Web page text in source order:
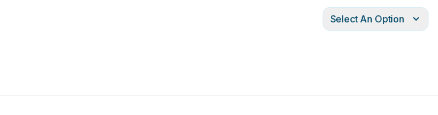
Select An Option